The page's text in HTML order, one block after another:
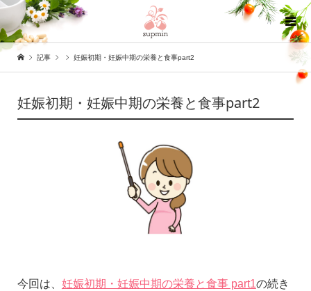
記事 妊娠初期・妊娠中期の栄養と食事part2
妊娠初期・妊娠中期の栄養と食事part2
今回は、 妊娠初期・妊娠中期の栄養と食事 part1の続き